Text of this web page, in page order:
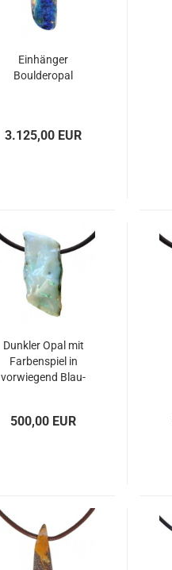
Einhänger
Boulderopal
3.125,00 EUR
Dunkler Opal mit
Farbenspiel in
vorwiegend Blau-
500,00 EUR